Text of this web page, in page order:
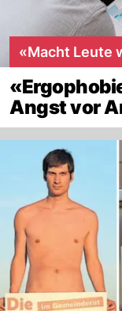
«Macht Leute
Angst vor